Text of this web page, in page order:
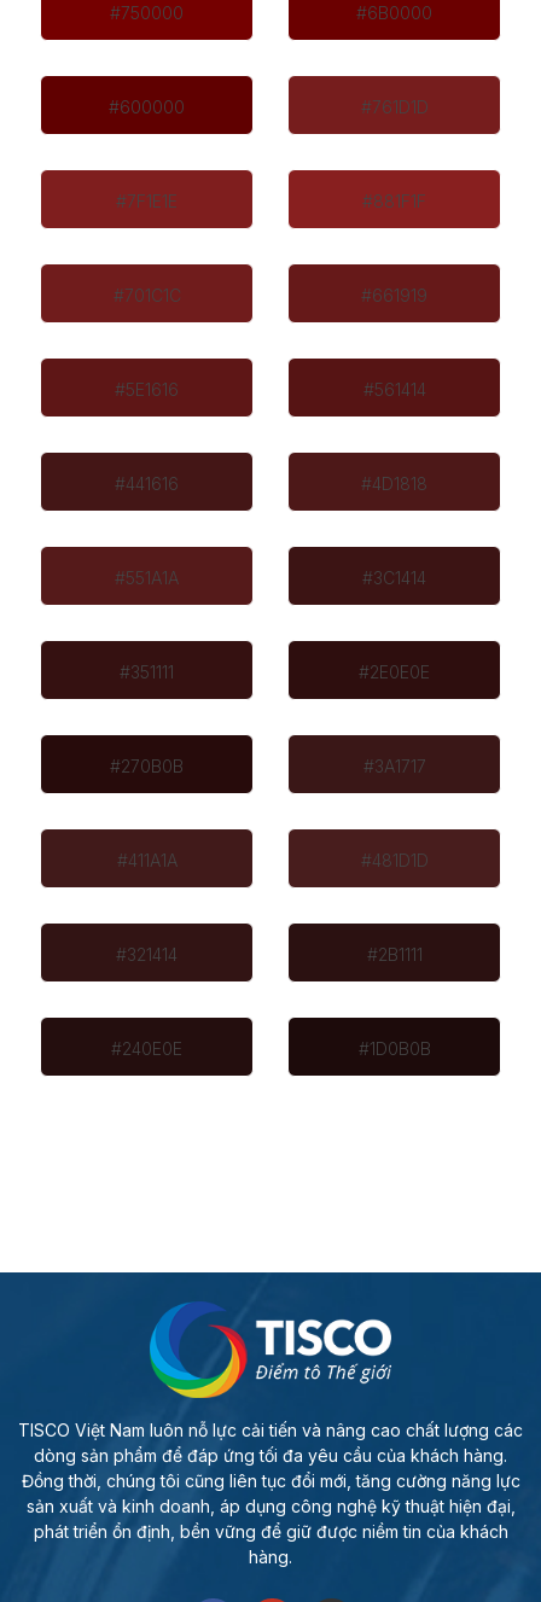
#750000 #6B0000
#600000 #761D1D
#7F1E1E #881F1F
#701C1C #661919
#5E1616 #561414
#441616 #4D1818
#551A1A #3C1414
#351111 #2E0E0E
#270B0B #3A1717
#411A1A #481D1D
#321414 #2B1111
#240E0E #1D0B0B
TISCO Việt Nam luôn nỗ lực cải tiến và nâng cao chất lượng các
dòng sản phẩm để đáp ứng tối đa yêu cầu của khách hàng.
Đồng thời, chúng tôi cũng liên tục đổi mới, tăng cường năng lực
sản xuất và kinh doanh, áp dụng công nghệ kỹ thuật hiện đại,
phát triển ổn định, bền vững để giữ được niềm tin của khách
hàng.